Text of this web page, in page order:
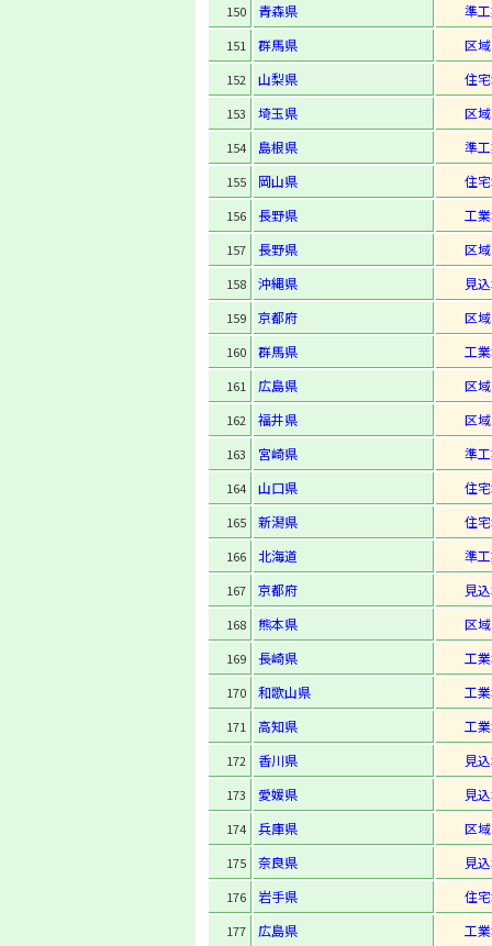
150 青森県 準
151 群馬県 区
152 山梨県 住
153 埼玉県 区
154 島根県 準
155 岡山県 住
156 長野県 工
157 長野県 区
158 沖縄県 見
159 京都府 区
160 群馬県 工
161 広島県 区
162 福井県 区
163 宮崎県 準
164 山口県 住
165 新潟県 住
166 北海道 準
167 京都府 見
168 熊本県 区
169 長崎県 工
170 和歌山県 工
171 高知県 工
172 香川県 見
173 愛媛県 見
174 兵庫県 区
175 奈良県 見
176 岩手県 住
177 広島県 工